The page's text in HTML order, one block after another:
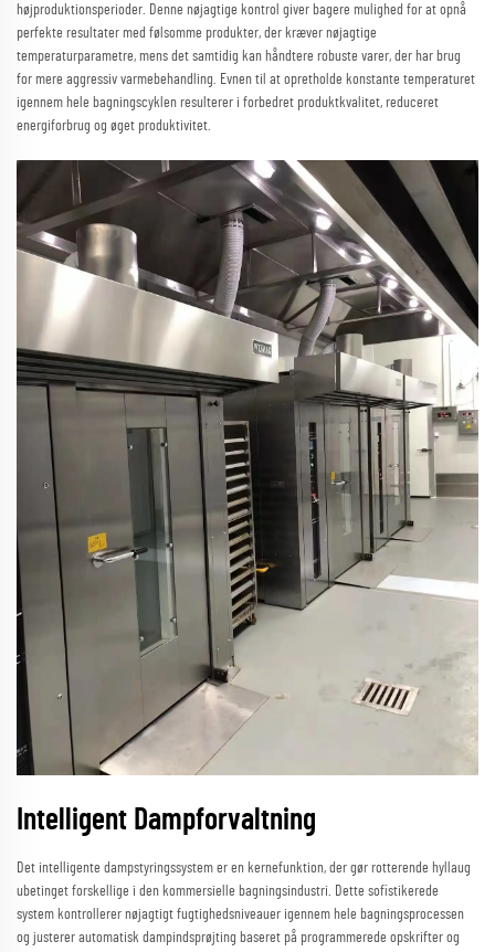
højproduktionsperioder. Denne nøjagtige kontrol giver bagere mulighed for at opnå
perfekte resultater med følsomme produkter, der kræver nøjagtige
temperaturparametre, mens det samtidig kan håndtere robuste varer, der har brug
for mere aggressiv varmebehandling. Evnen til at opretholde konstante temperaturet
igennem hele bagningscyklen resulterer i forbedret produktkvalitet, reduceret
energiforbrug og øget produktivitet.
Intelligent Dampforvaltning
Det intelligente dampstyringssystem er en kernefunktion, der gør rotterende hyllaug
ubetinget forskellige i den kommersielle bagningsindustri. Dette sofistikerede
system kontrollerer nøjagtigt fugtighedsniveauer igennem hele bagningsprocessen
og justerer automatisk dampindsprøjting baseret på programmerede opskrifter og